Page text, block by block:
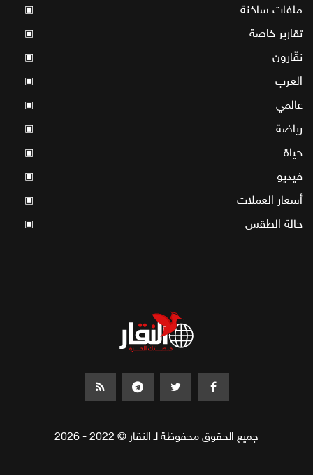
ملفات ساخنة ▣
تقارير خاصة ▣
نقّارون ▣
العرب ▣
عالمي ▣
رياضة ▣
حياة ▣
فيديو ▣
أسعار العملات ▣
حالة الطقس ▣
جميع الحقوق محفوظة لـ النقار © 2022 - 2026